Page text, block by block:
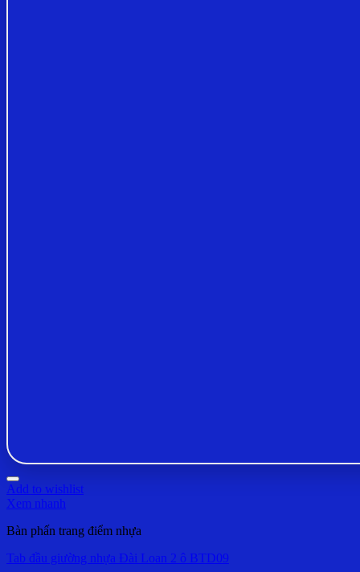
Add to wishlist
Xem nhanh
Bàn phấn trang điểm nhựa
Tab đầu giường nhựa Đài Loan 2 ô BTD09